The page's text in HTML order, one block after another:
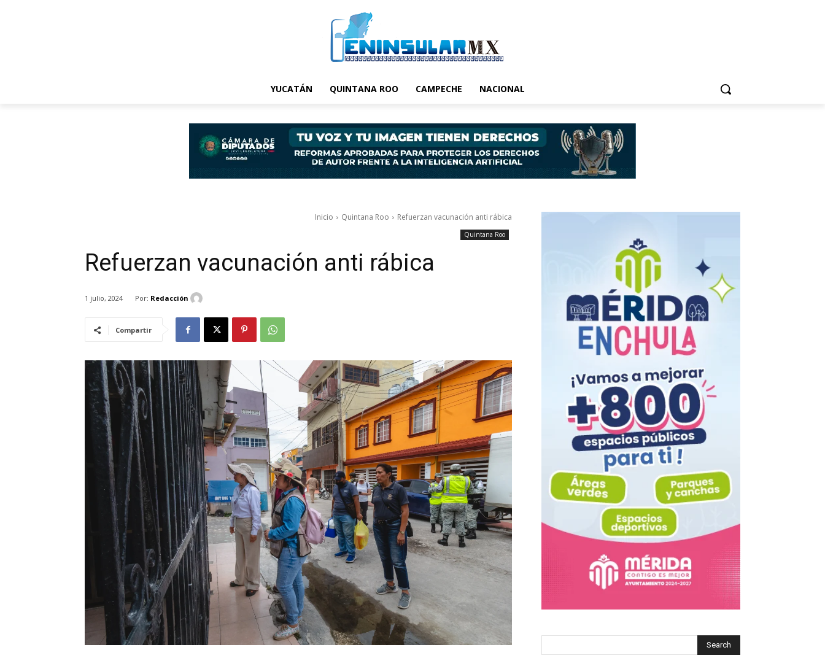
YUCATÁN QUINTANA ROO CAMPECHE NACIONAL
Inicio Quintana Roo Refuerzan vacunación anti rábica
Quintana Roo
Refuerzan vacunación anti rábica
1 julio, 2024 Por: Redacción
Compartir